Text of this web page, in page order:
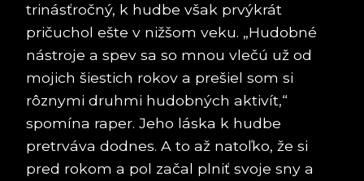
trinásťročný, k hudbe však prvýkrát
pričuchol ešte v nižšom veku. „Hudobné
nástroje a spev sa so mnou vlečú už od
mojich šiestich rokov a prešiel som si
rôznymi druhmi hudobných aktivít,“
spomína raper. Jeho láska k hudbe
pretrváva dodnes. A to až natoľko, že si
pred rokom a pol začal plniť svoje sny a